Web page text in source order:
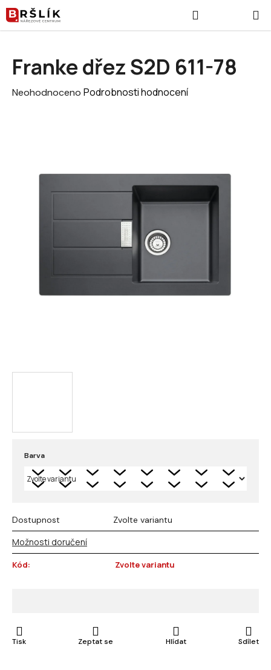
Přejít na obsah
Barva
Dostupnost Zvolte variantu
Možnosti doručení
Kód: Zvolte variantu
Tisk Zeptat se Hlídat Sdílet
Franke dřez S2D 611-78
Průměrné hodnocení produktu je 0,0 z 5 hvězdiček.
Neohodnoceno Podrobnosti hodnocení